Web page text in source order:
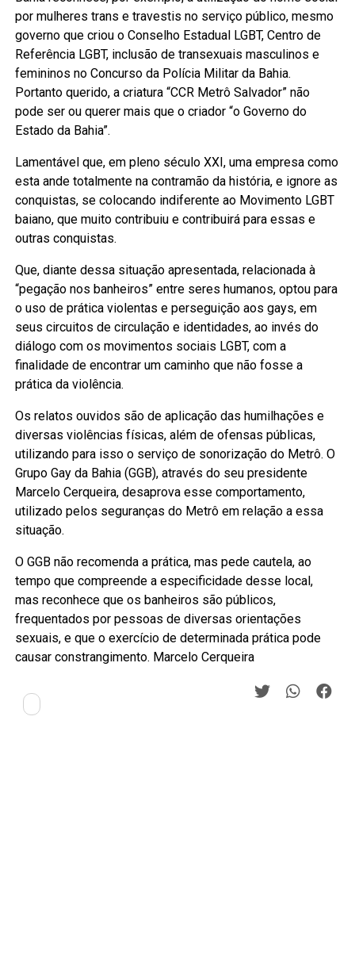
por mulheres trans e travestis no serviço público, mesmo
governo que criou o Conselho Estadual LGBT, Centro de
Referência LGBT, inclusão de transexuais masculinos e
femininos no Concurso da Polícia Militar da Bahia.
Portanto querido, a criatura “CCR Metrô Salvador” não
pode ser ou querer mais que o criador “o Governo do
Estado da Bahia”.
Lamentável que, em pleno século XXI, uma empresa como
esta ande totalmente na contramão da história, e ignore as
conquistas, se colocando indiferente ao Movimento LGBT
baiano, que muito contribuiu e contribuirá para essas e
outras conquistas.
Que, diante dessa situação apresentada, relacionada à
“pegação nos banheiros” entre seres humanos, optou para
o uso de prática violentas e perseguição aos gays, em
seus circuitos de circulação e identidades, ao invés do
diálogo com os movimentos sociais LGBT, com a
finalidade de encontrar um caminho que não fosse a
prática da violência.
Os relatos ouvidos são de aplicação das humilhações e
diversas violências físicas, além de ofensas públicas,
utilizando para isso o serviço de sonorização do Metrô. O
Grupo Gay da Bahia (GGB), através do seu presidente
Marcelo Cerqueira, desaprova esse comportamento,
utilizado pelos seguranças do Metrô em relação a essa
situação.
O GGB não recomenda a prática, mas pede cautela, ao
tempo que compreende a especificidade desse local,
mas reconhece que os banheiros são públicos,
frequentados por pessoas de diversas orientações
sexuais, e que o exercício de determinada prática pode
causar constrangimento. Marcelo Cerqueira